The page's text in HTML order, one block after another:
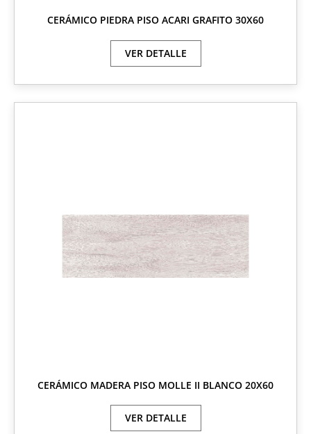
CERÁMICO PIEDRA PISO ACARI GRAFITO 30X60
VER DETALLE
CERÁMICO MADERA PISO MOLLE II BLANCO 20X60
VER DETALLE